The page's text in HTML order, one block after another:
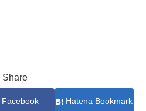
Share
Facebook Hatena Bookmark